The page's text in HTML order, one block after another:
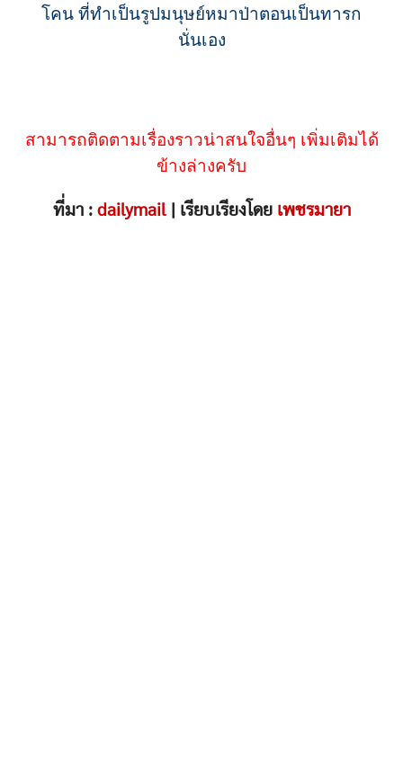
โคน ที่ทำเป็นรูปมนุษย์หมาป่าตอนเป็นทารก
นั่นเอง
สามารถติดตามเรื่องราวน่าสนใจอื่นๆ เพิ่มเติมได้
ข้างล่างครับ
ที่มา : dailymail| เรียบเรียงโดย เพชรมายา